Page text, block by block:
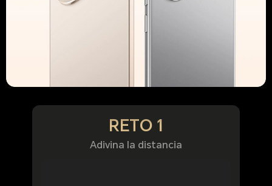
RETO 1
Adivina la distancia